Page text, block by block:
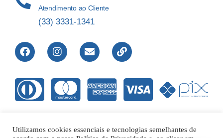
Atendimento ao Cliente
(33) 3331-1341
Utilizamos cookies essenciais e tecnologias semelhantes de